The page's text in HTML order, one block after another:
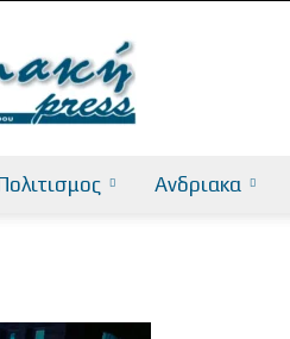
Ανδριακα